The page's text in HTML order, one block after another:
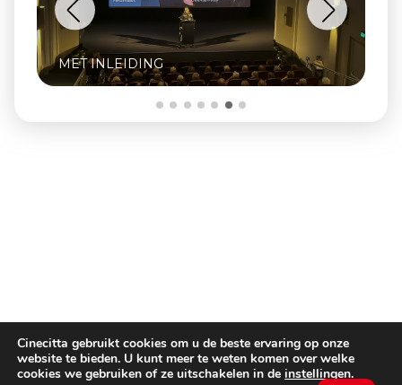
INCLUSIEF Q&A MET OPRICHTER ZJEF
NAAIJKENS
Cinecitta gebruikt cookies om u de beste ervaring op onze
website te bieden. U kunt meer te weten komen over welke
cookies we gebruiken of ze uitschakelen in de instellingen.